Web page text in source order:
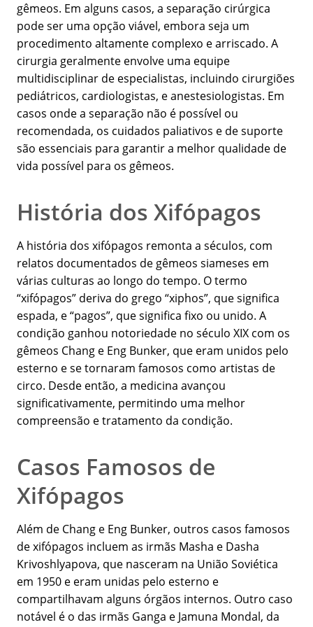
gêmeos. Em alguns casos, a separação cirúrgica
pode ser uma opção viável, embora seja um
procedimento altamente complexo e arriscado. A
cirurgia geralmente envolve uma equipe
multidisciplinar de especialistas, incluindo cirurgiões
pediátricos, cardiologistas, e anestesiologistas. Em
casos onde a separação não é possível ou
recomendada, os cuidados paliativos e de suporte
são essenciais para garantir a melhor qualidade de
vida possível para os gêmeos.
História dos Xifópagos
A história dos xifópagos remonta a séculos, com
relatos documentados de gêmeos siameses em
várias culturas ao longo do tempo. O termo
“xifópagos” deriva do grego “xiphos”, que significa
espada, e “pagos”, que significa fixo ou unido. A
condição ganhou notoriedade no século XIX com os
gêmeos Chang e Eng Bunker, que eram unidos pelo
esterno e se tornaram famosos como artistas de
circo. Desde então, a medicina avançou
significativamente, permitindo uma melhor
compreensão e tratamento da condição.
Casos Famosos de
Xifópagos
Além de Chang e Eng Bunker, outros casos famosos
de xifópagos incluem as irmãs Masha e Dasha
Krivoshlyapova, que nasceram na União Soviética
em 1950 e eram unidas pelo esterno e
compartilhavam alguns órgãos internos. Outro caso
notável é o das irmãs Ganga e Jamuna Mondal, da